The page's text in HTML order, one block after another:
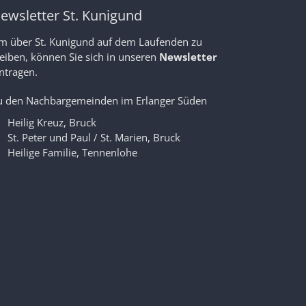
St. Kunigund
über St. Kunigund auf dem Laufenden zu
können Sie sich in unseren Newsletter
den Nachbargemeinden im Erlanger Süden
Heilig Kreuz, Bruck
St. Peter und Paul / St. Marien, Bruck
Heilige Familie, Tennenlohe